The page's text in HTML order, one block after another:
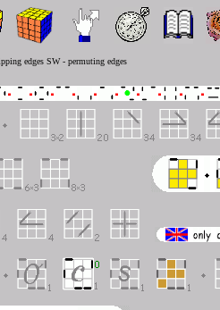
edges SW - permuting edges